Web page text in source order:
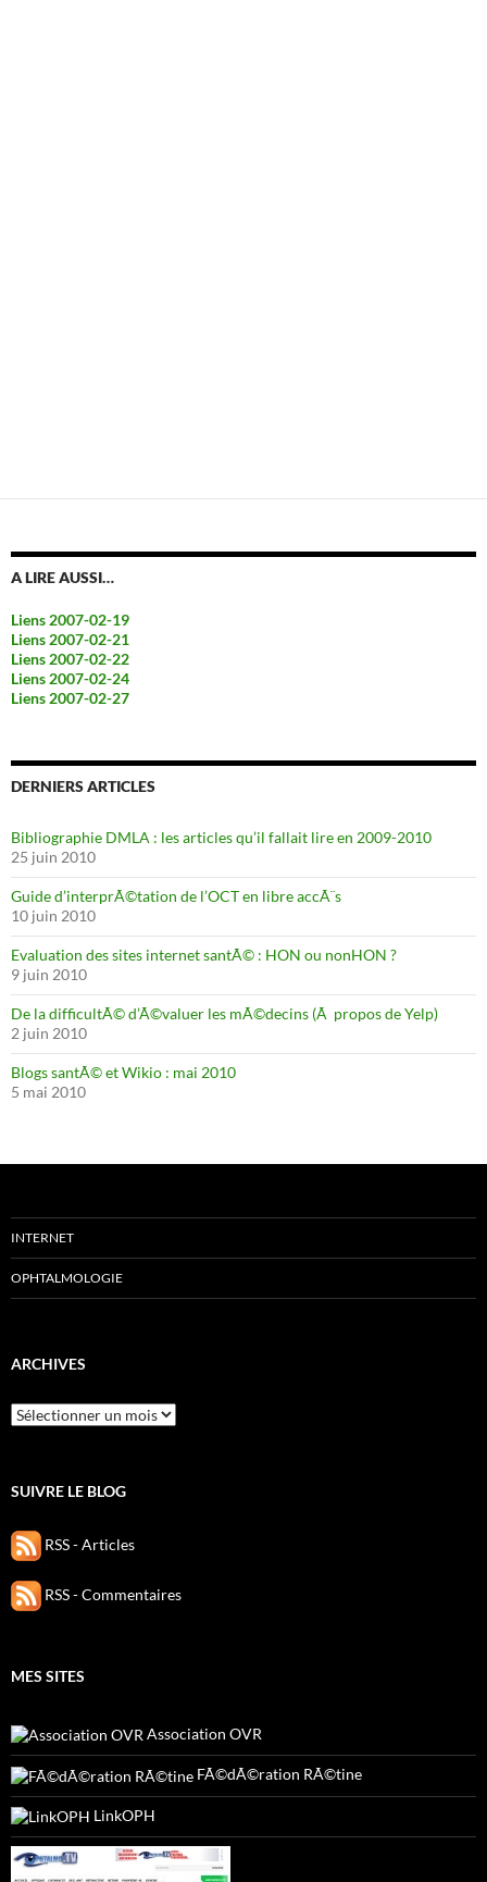
A LIRE AUSSI…
Liens 2007-02-19
Liens 2007-02-21
Liens 2007-02-22
Liens 2007-02-24
Liens 2007-02-27
DERNIERS ARTICLES
Bibliographie DMLA : les articles qu’il fallait lire en 2009-2010
25 juin 2010
Guide d’interprÃ©tation de l’OCT en libre accÃ¨s
10 juin 2010
Evaluation des sites internet santÃ© : HON ou nonHON ?
9 juin 2010
De la difficultÃ© d’Ã©valuer les mÃ©decins (Ã propos de Yelp)
2 juin 2010
Blogs santÃ© et Wikio : mai 2010
5 mai 2010
INTERNET
OPHTALMOLOGIE
ARCHIVES
Archives
SUIVRE LE BLOG
RSS - Articles
RSS - Commentaires
MES SITES
Association OVR
FÃ©dÃ©ration RÃ©tine
LinkOPH